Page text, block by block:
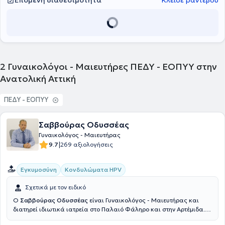
2 Γυναικολόγοι - Μαιευτήρες ΠΕΔΥ - ΕΟΠΥΥ στην
Ανατολική Αττική
ΠΕΔΥ - ΕΟΠΥΥ
Σαββούρας Οδυσσέας
Γυναικολόγος - Μαιευτήρας
9.7|269 αξιολογήσεις
Εγκυμοσύνη Κονδυλώματα HPV
Σχετικά με τον ειδικό
Ο Σαββούρας Οδυσσέας είναι Γυναικολόγος - Μαιευτήρας και
διατηρεί ιδιωτικά ιατρεία στο Παλαιό Φάληρο και στην Αρτέμιδα.